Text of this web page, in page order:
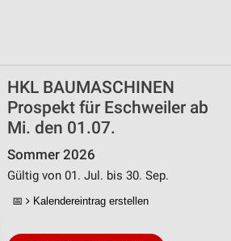
HKL BAUMASCHINEN
Prospekt für Eschweiler ab
Mi. den 01.07.
Sommer 2026
Gültig von 01. Jul. bis 30. Sep.
📅 Kalendereintrag erstellen